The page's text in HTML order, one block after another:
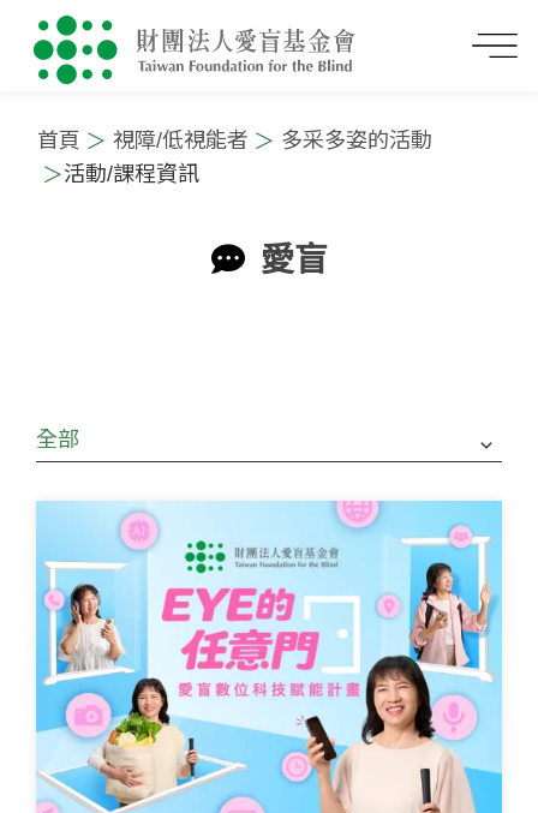
首頁 視障/低視能者
多采多姿的活動
活動/課程資訊
愛盲